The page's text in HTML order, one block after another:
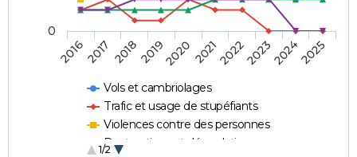
Vols et cambriolages
Trafic et usage de stupéfiants
Violences contre des personnes
Destructions et dégradations
1/2
20162017 20182019202020212022202320242025
0